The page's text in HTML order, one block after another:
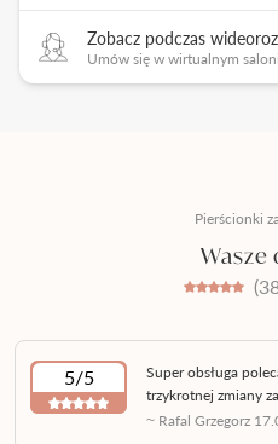
Zobacz podczas
Umów się w wirtualnym
Pierścionki
Wasze
5/5
Super obsługa
trzykrotnej zmiany
~ Rafal Grzegorz